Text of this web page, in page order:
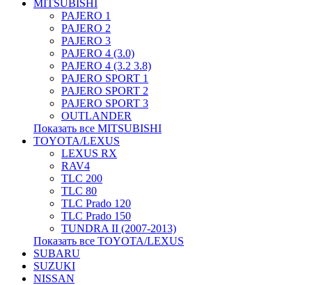
MITSUBISHI
PAJERO 1
PAJERO 2
PAJERO 3
PAJERO 4 (3.0)
PAJERO 4 (3.2 3.8)
PAJERO SPORT 1
PAJERO SPORT 2
PAJERO SPORT 3
OUTLANDER
Показать все MITSUBISHI
TOYOTA/LEXUS
LEXUS RX
RAV4
TLC 200
TLC 80
TLC Prado 120
TLC Prado 150
TUNDRA II (2007-2013)
Показать все TOYOTA/LEXUS
SUBARU
SUZUKI
NISSAN